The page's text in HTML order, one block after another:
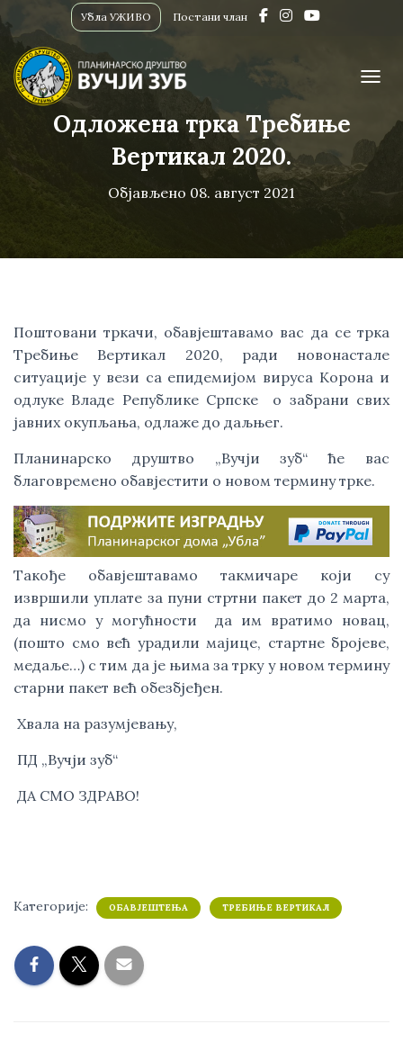
Убла УЖИВО Постани члан
Одложена трка Требиње
Вертикал 2020.
Објављено 08. август 2021
Поштовани тркачи, обавјештавамо вас да се трка
Требиње Вертикал 2020, ради новонастале
ситуације у вези са епидемијом вируса Корона и
одлуке Владе Републике Српске  о забрани свих
јавних окупљања, одлаже до даљњег.
Планинарско друштво „Вучји зуб“ ће вас
благовремено обавјестити о новом термину трке.
Такође обавјештавамо такмичаре који су
извршили уплате за пуни стртни пакет до 2 марта,
да нисмо у могућности  да им вратимо новац,
(пошто смо већ урадили мајице, стартне бројеве,
медаље…) с тим да је њима за трку у новом термину
старни пакет већ обезбјеђен.
Хвала на разумјевању,
ПД „Вучји зуб“
ДА СМО ЗДРАВО!
Категорије: ОБАВЈЕШТЕЊА ТРЕБИЊЕ ВЕРТИКАЛ